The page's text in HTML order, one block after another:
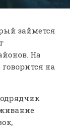
займется
На
на